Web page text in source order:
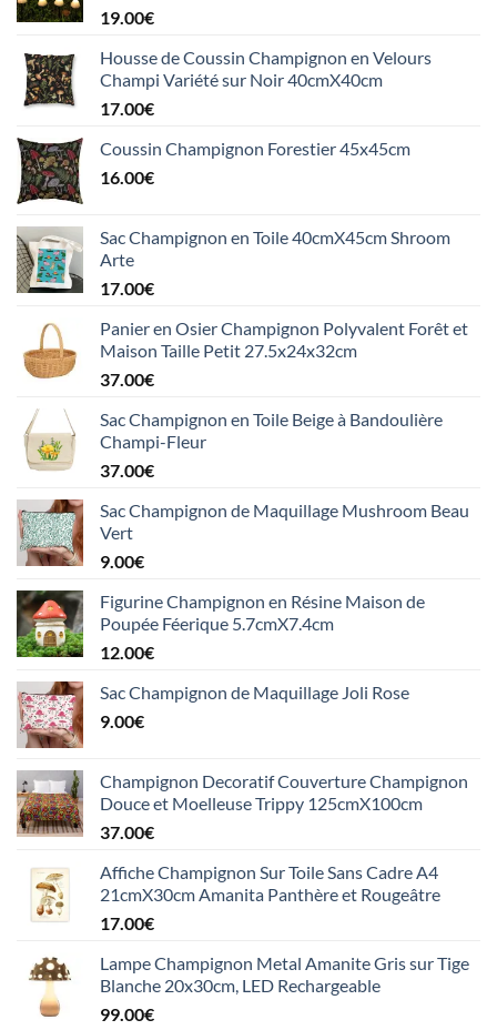
19.00€
Housse de Coussin Champignon en Velours
Champi Variété sur Noir 40cmX40cm
17.00€
Coussin Champignon Forestier 45x45cm
16.00€
Sac Champignon en Toile 40cmX45cm Shroom
Arte
17.00€
Panier en Osier Champignon Polyvalent Forêt et
Maison Taille Petit 27.5x24x32cm
37.00€
Sac Champignon en Toile Beige à Bandoulière
Champi-Fleur
37.00€
Sac Champignon de Maquillage Mushroom Beau
Vert
9.00€
Figurine Champignon en Résine Maison de
Poupée Féerique 5.7cmX7.4cm
12.00€
Sac Champignon de Maquillage Joli Rose
9.00€
Champignon Decoratif Couverture Champignon
Douce et Moelleuse Trippy 125cmX100cm
37.00€
Affiche Champignon Sur Toile Sans Cadre A4
21cmX30cm Amanita Panthère et Rougeâtre
17.00€
Lampe Champignon Metal Amanite Gris sur Tige
Blanche 20x30cm, LED Rechargeable
99.00€